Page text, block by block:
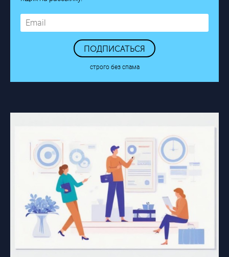
ПОДПИСАТЬСЯ
строго без спама